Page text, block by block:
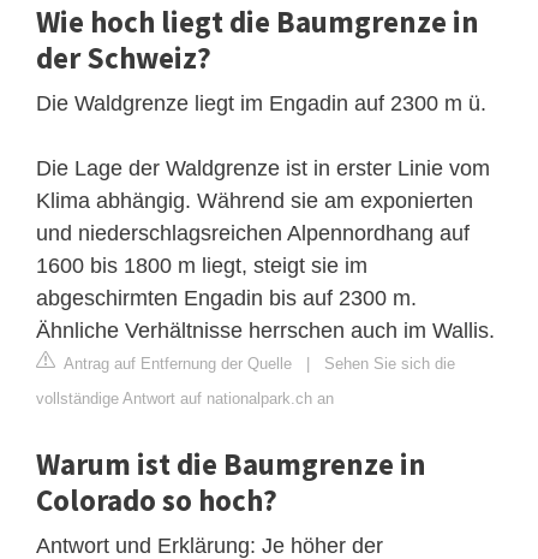
Wie hoch liegt die Baumgrenze in
der Schweiz?
Die Waldgrenze liegt im Engadin auf 2300 m ü.
Die Lage der Waldgrenze ist in erster Linie vom
Klima abhängig. Während sie am exponierten
und niederschlagsreichen Alpennordhang auf
1600 bis 1800 m liegt, steigt sie im
abgeschirmten Engadin bis auf 2300 m.
Ähnliche Verhältnisse herrschen auch im Wallis.
Antrag auf Entfernung der Quelle | Sehen Sie sich die
vollständige Antwort auf nationalpark.ch an
Warum ist die Baumgrenze in
Colorado so hoch?
Antwort und Erklärung: Je höher der